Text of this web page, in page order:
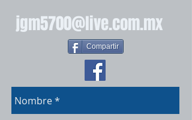
jgm5700@live.com.mx
Compartir